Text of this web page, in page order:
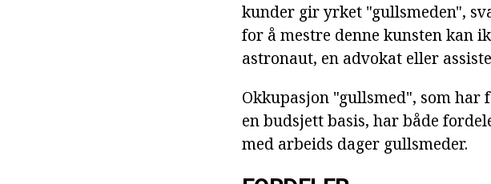
kunder gir yrket "gullsmeden",
for å mestre denne kunsten kan
astronaut, en advokat eller
Okkupasjon "gullsmed", som
en budsjett basis, har både
med arbeids dager gullsmeder.